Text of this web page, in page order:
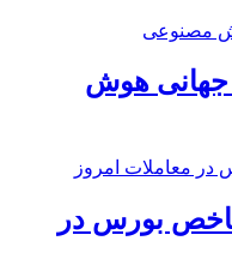
جهانی هوش
شاخص بورس در